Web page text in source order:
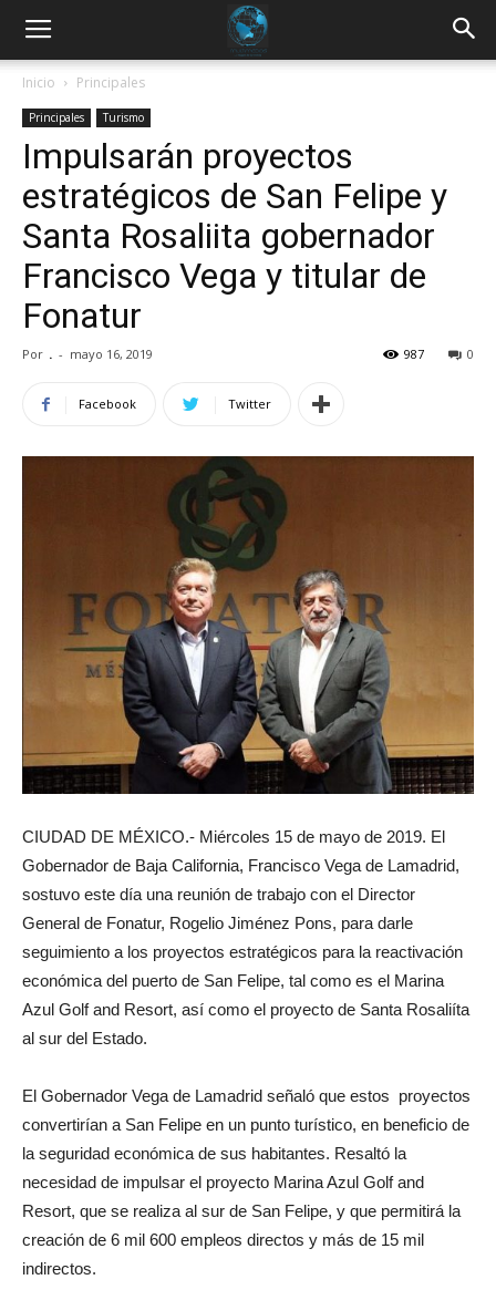
Inicio Principales
Principales Turismo
Impulsarán proyectos
estratégicos de San Felipe y
Santa Rosaliita gobernador
Francisco Vega y titular de
Fonatur
Por . - mayo 16, 2019 0
987
Facebook Twitter
CIUDAD DE MÉXICO.- Miércoles 15 de mayo de 2019. El
Gobernador de Baja California, Francisco Vega de Lamadrid,
sostuvo este día una reunión de trabajo con el Director
General de Fonatur, Rogelio Jiménez Pons, para darle
seguimiento a los proyectos estratégicos para la reactivación
económica del puerto de San Felipe, tal como es el Marina
Azul Golf and Resort, así como el proyecto de Santa Rosaliíta
al sur del Estado.
El Gobernador Vega de Lamadrid señaló que estos proyectos
convertirían a San Felipe en un punto turístico, en beneficio de
la seguridad económica de sus habitantes. Resaltó la
necesidad de impulsar el proyecto Marina Azul Golf and
Resort, que se realiza al sur de San Felipe, y que permitirá la
creación de 6 mil 600 empleos directos y más de 15 mil
indirectos.